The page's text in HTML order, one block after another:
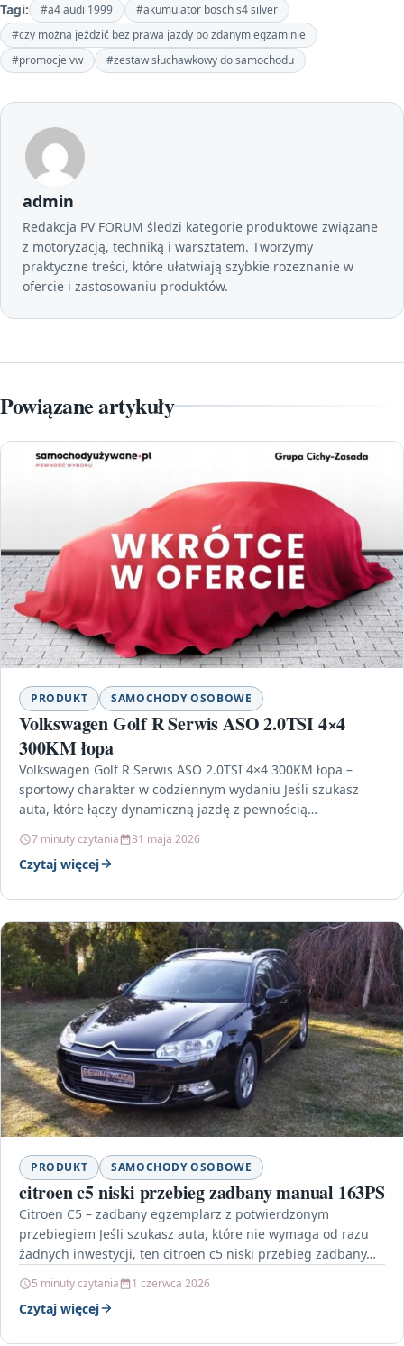
Tagi: #a4 audi 1999
#akumulator bosch s4 silver
#czy można jeździć bez prawa jazdy po zdanym egzaminie
#promocje vw
#zestaw słuchawkowy do samochodu
admin
Redakcja PV FORUM śledzi kategorie produktowe związane
z motoryzacją, techniką i warsztatem. Tworzymy
praktyczne treści, które ułatwiają szybkie rozeznanie w
ofercie i zastosowaniu produktów.
Powiązane artykuły
PRODUKT SAMOCHODY OSOBOWE
Volkswagen Golf R Serwis ASO 2.0TSI 4×4
300KM łopa
Volkswagen Golf R Serwis ASO 2.0TSI 4×4 300KM łopa –
sportowy charakter w codziennym wydaniu Jeśli szukasz
auta, które łączy dynamiczną jazdę z pewnością…
7 minuty czytania 31 maja 2026
Czytaj więcej
PRODUKT SAMOCHODY OSOBOWE
citroen c5 niski przebieg zadbany manual 163PS
Citroen C5 – zadbany egzemplarz z potwierdzonym
przebiegiem Jeśli szukasz auta, które nie wymaga od razu
żadnych inwestycji, ten citroen c5 niski przebieg zadbany…
5 minuty czytania 1 czerwca 2026
Czytaj więcej